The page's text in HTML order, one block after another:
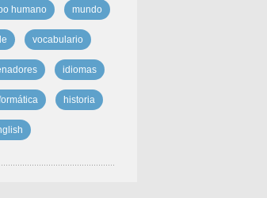
humano mundo
vocabulario
idiomas
historia